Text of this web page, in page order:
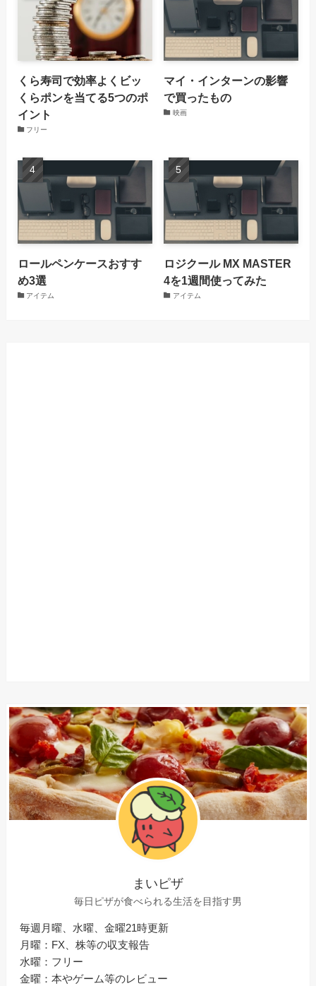
くら寿司で効率よくビッ
くらポンを当てる5つのポ
イント
フリー
マイ・インターンの影響
で買ったもの
映画
ロールペンケースおすす
め3選
アイテム
ロジクール MX MASTER
4を1週間使ってみた
アイテム
まいピザ
毎日ピザが食べられる生活を目指す男
毎週月曜、水曜、金曜21時更新
月曜：FX、株等の収支報告
水曜：フリー
金曜：本やゲーム等のレビュー